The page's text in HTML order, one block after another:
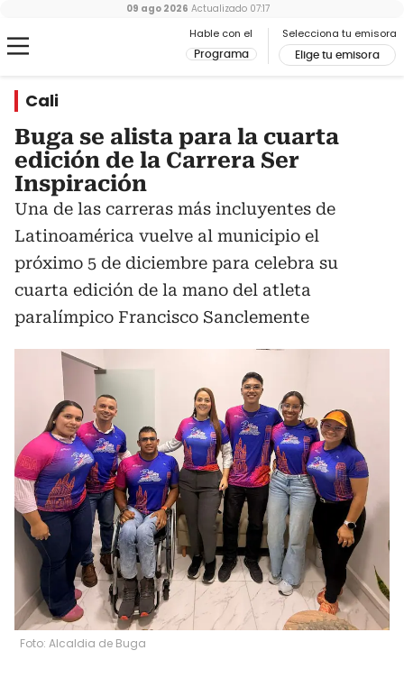
Hable con el
Programa
Selecciona tu emisora
Elige tu emisora
09 ago 2026 Actualizado 07:17
Cali
Buga se alista para la cuarta
edición de la Carrera Ser
Inspiración
Una de las carreras más incluyentes de
Latinoamérica vuelve al municipio el
próximo 5 de diciembre para celebra su
cuarta edición de la mano del atleta
paralímpico Francisco Sanclemente
Foto: Alcaldia de Buga